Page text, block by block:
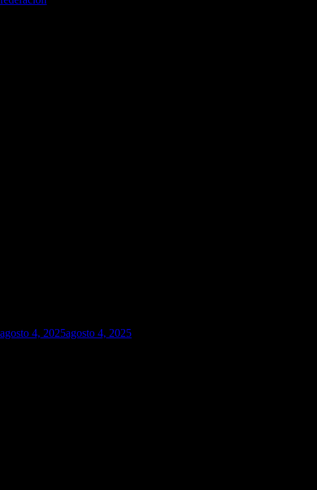
agosto 4, 2025agosto 4, 2025